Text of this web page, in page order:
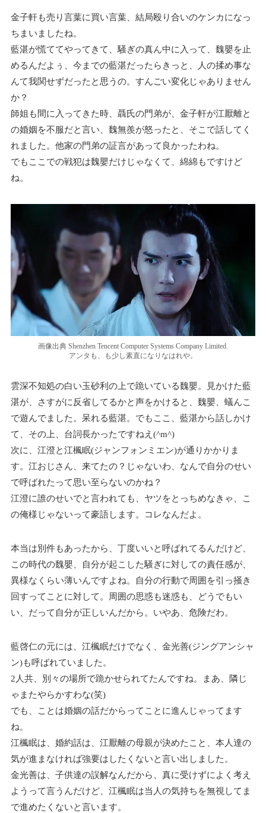
金子軒も売り言葉に買い言葉、結局殴り合いのケンカになっ
ちまいましたね。
藍湛が慌ててやってきて、騒ぎの真ん中に入って、魏嬰を止
めるんだよぅ、今までの藍湛だったらきっと、人の揉め事な
んて我関せずだったと思うの。すんごい変化じゃありません
か？
師姐も間に入ってきた時、聶氏の門弟が、金子軒が江厭離と
の婚姻を不服だと言い、魏無羨が怒ったと、そこで話してく
れました。他家の門弟の証言があって良かったわね。
でもここでの戦犯は魏嬰だけじゃなくて、綿綿もですけど
ね。
画像出典 Shenzhen Tencent Computer Systems Company Limited.
アンタも、も少し素直になりなはれや。
雲深不知処の白い玉砂利の上で跪いている魏嬰。見かけた藍
湛が、さすがに反省してるかと声をかけると、魏嬰、蟻んこ
で遊んでました。呆れる藍湛。でもここ、藍湛から話しかけ
て、その上、台詞長かったですねえ(^m^)
次に、江澄と江楓眠(ジャンフォンミエン)が通りかかりま
す。江おじさん、来てたの？じゃないわ、なんで自分のせい
で呼ばれたって思い至らないのかね？
江澄に誰のせいでと言われても、ヤツをとっちめなきゃ、こ
の俺様じゃないって豪語します。コレなんだよ。
本当は別件もあったから、丁度いいと呼ばれてるんだけど、
この時代の魏嬰、自分が起こした騒ぎに対しての責任感が、
異様なくらい薄いんですよね。自分の行動で周囲を引っ掻き
回すってことに対して。周囲の思惑も迷惑も、どうでもい
い、だって自分が正しいんだから。いやあ、危険だわ。
藍啓仁の元には、江楓眠だけでなく、金光善(ジングアンシャ
ン)も呼ばれていました。
2人共、別々の場所で跪かせられてたんですね。まあ、隣じ
ゃまたやらかすわな(笑)
でも、ことは婚姻の話だからってことに進んじゃってます
ね。
江楓眠は、婚約話は、江厭離の母親が決めたこと、本人達の
気が進まなければ強要はしたくないと言い出しました。
金光善は、子供達の誤解なんだから、真に受けずによく考え
ようって言うんだけど、江楓眠は当人の気持ちを無視してま
で進めたくないと言います。